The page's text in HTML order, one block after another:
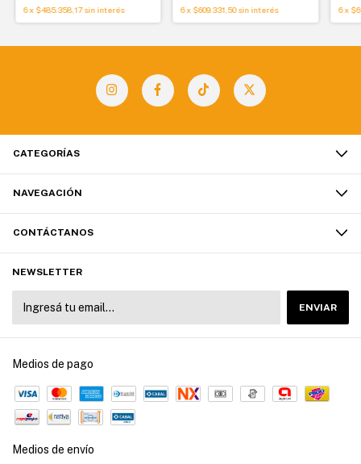
6x $485.358,17 sin interés 6x $609.331,50 sin interés 6x
CATEGORÍAS
NAVEGACIÓN
CONTÁCTANOS
NEWSLETTER
Medios de pago
Medios de envío